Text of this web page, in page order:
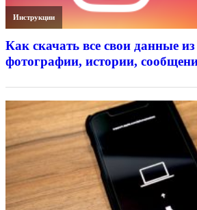
Инструкции
Как скачать все свои данные
фотографии, истории,